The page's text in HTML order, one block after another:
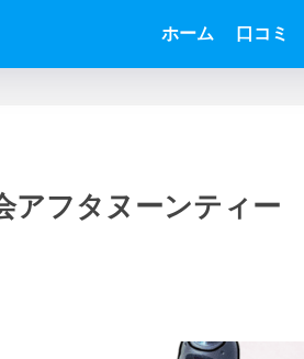
ホーム 口コミ
アフタヌーンティー